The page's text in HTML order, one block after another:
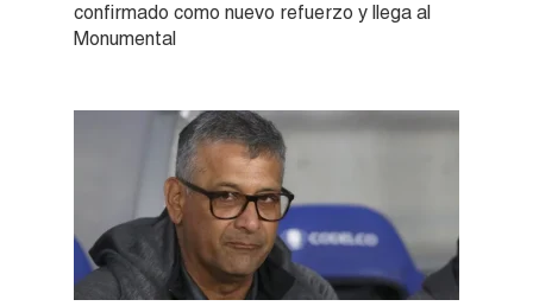
confirmado como nuevo refuerzo y llega al
Monumental